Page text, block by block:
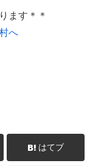
ます＊＊
はてブ